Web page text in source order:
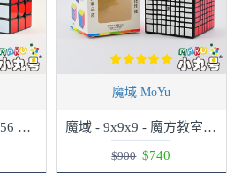
淦源 - 3x3x3 - Gan356 X - 黑色(一般版) - 贈10ml小丸油
魔域 MoYu
魔域 - 9x9x9 - 魔方教室MF9 九階 - 贈10ml小丸油
$740
$900